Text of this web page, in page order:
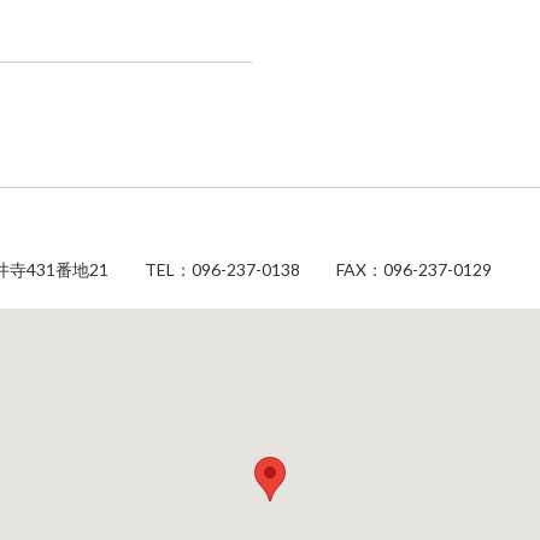
寺431番地21 TEL： 096-237-0138 FAX： 096-237-0129